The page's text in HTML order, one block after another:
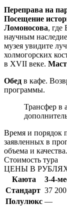
Переправа на
Посещение
Ломоносова, где
научным
музея увидите
холмогорских
в ХVII веке.
Обед в кафе.
программы.
Трансфер в
Время и порядок
заявленных в
объема и качества.
Стоимость тура
ЦЕНЫ В
Каюта
3-4-
Стандарт 37 200
Полулюкс —